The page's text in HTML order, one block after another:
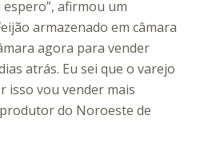
afirmou um
armazenado em câmara
agora para vender
atrás. Eu sei que o varejo
isso vou vender mais
do Noroeste de